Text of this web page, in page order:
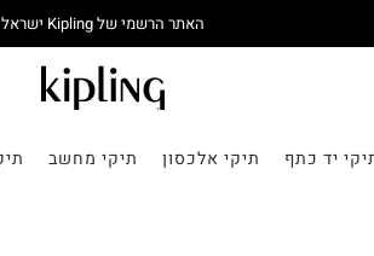
האתר הרשמי של Kipling ישראל
יד כתף תיקי אלכסון תיקי מחשב